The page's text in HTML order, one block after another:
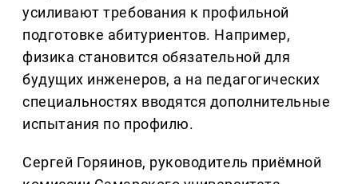
усиливают требования к профильной
подготовке абитуриентов. Например,
физика становится обязательной для
будущих инженеров, а на педагогических
специальностях вводятся дополнительные
испытания по профилю.
Сергей Горяинов, руководитель приёмной